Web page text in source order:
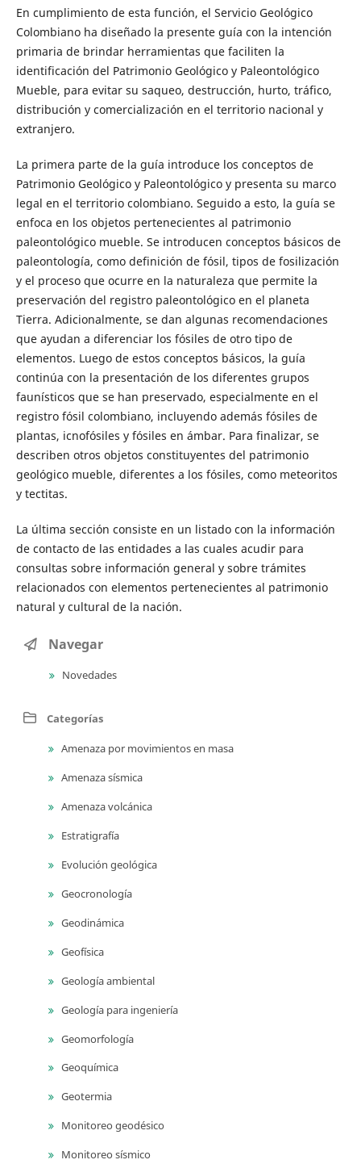
En cumplimiento de esta función, el Servicio Geológico
Colombiano ha diseñado la presente guía con la intención
primaria de brindar herramientas que faciliten la
identificación del Patrimonio Geológico y Paleontológico
Mueble, para evitar su saqueo, destrucción, hurto, tráfico,
distribución y comercialización en el territorio nacional y
extranjero.
La primera parte de la guía introduce los conceptos de
Patrimonio Geológico y Paleontológico y presenta su marco
legal en el territorio colombiano. Seguido a esto, la guía se
enfoca en los objetos pertenecientes al patrimonio
paleontológico mueble. Se introducen conceptos básicos de
paleontología, como definición de fósil, tipos de fosilización
y el proceso que ocurre en la naturaleza que permite la
preservación del registro paleontológico en el planeta
Tierra. Adicionalmente, se dan algunas recomendaciones
que ayudan a diferenciar los fósiles de otro tipo de
elementos. Luego de estos conceptos básicos, la guía
continúa con la presentación de los diferentes grupos
faunísticos que se han preservado, especialmente en el
registro fósil colombiano, incluyendo además fósiles de
plantas, icnofósiles y fósiles en ámbar. Para finalizar, se
describen otros objetos constituyentes del patrimonio
geológico mueble, diferentes a los fósiles, como meteoritos
y tectitas.
La última sección consiste en un listado con la información
de contacto de las entidades a las cuales acudir para
consultas sobre información general y sobre trámites
relacionados con elementos pertenecientes al patrimonio
natural y cultural de la nación.
Navegar
Novedades
Categorías
Amenaza por movimientos en masa
Amenaza sísmica
Amenaza volcánica
Estratigrafía
Evolución geológica
Geocronología
Geodinámica
Geofísica
Geología ambiental
Geología para ingeniería
Geomorfología
Geoquímica
Geotermia
Monitoreo geodésico
Monitoreo sísmico